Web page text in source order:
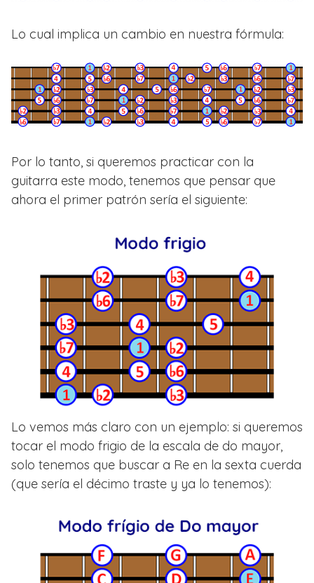
Lo cual implica un cambio en nuestra fórmula:
Por lo tanto, si queremos practicar con la
guitarra este modo, tenemos que pensar que
ahora el primer patrón sería el siguiente:
Lo vemos más claro con un ejemplo: si queremos
tocar el modo frigio de la escala de do mayor,
solo tenemos que buscar a Re en la sexta cuerda
(que sería el décimo traste y ya lo tenemos):